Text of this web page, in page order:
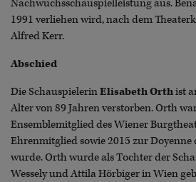
Nachwuchsschauspielleistung aus.
1991 verliehen wird, nach dem
Alfred Kerr.
Abschied
Die SchauspielerinElisabeth Orthist
Alter von 89 Jahren verstorben. Orth
Ensemblemitglied des Wiener
Ehrenmitglied sowie 2015 zur Doyenne
wurde. Orth wurde als Tochter der
Wessely und Attila Hörbiger in Wien